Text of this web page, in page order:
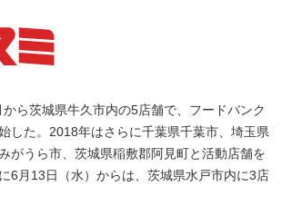
ら茨城県牛久市内の5店舗で、フードバンク
した。2018年はさらに千葉県千葉市、埼玉県
がうら市、茨城県稲敷郡阿見町と活動店舗を
6月13日（水）からは、茨城県水戸市内に3店